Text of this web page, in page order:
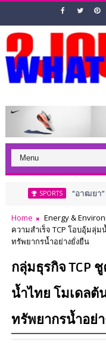
SPORTS “อาฒยา” หล่นที่ส
Home Energy &
ความสำเร็จ TCP โอบอุ้มลุ่
ทรัพยากรน้ำอย่างยั่งยืน
กลุ่มธุรกิจ TCP
น้ำไทย โมเดล
ทรัพยากรน้ำอย่